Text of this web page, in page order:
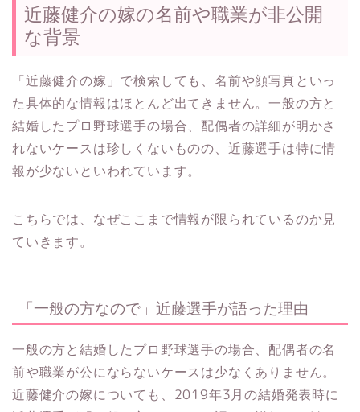
近藤健介の嫁の名前や職業が非公開
な背景
「近藤健介の嫁」で検索しても、名前や顔写真といっ
た具体的な情報はほとんど出てきません。一般の方と
結婚したプロ野球選手の場合、配偶者の詳細が明かさ
れないケースは珍しくないものの、近藤選手は特に情
報が少ないといわれています。
こちらでは、なぜここまで情報が限られているのか見
ていきます。
「一般の方なので」近藤選手が語った理由
一般の方と結婚したプロ野球選手の場合、配偶者の名
前や職業が公にならないケースは少なくありません。
近藤健介の嫁についても、2019年3月の結婚発表時に